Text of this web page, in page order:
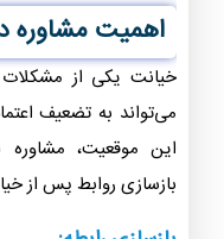
اهمیت مشاوره
خیانت یکی از
می‌تواند به تضعیف
این موقعیت، مشاوره
بازسازی روابط پس از